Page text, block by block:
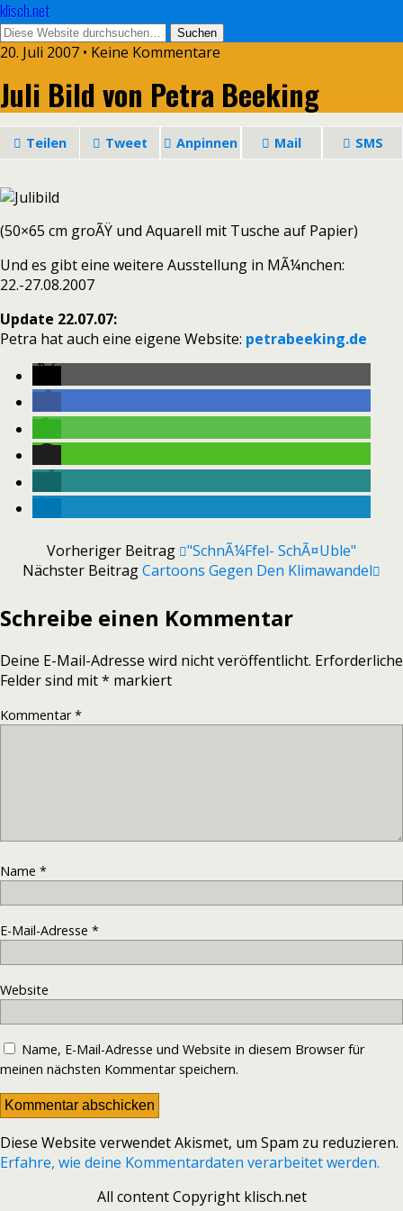
klisch.net
20. Juli 2007 • Keine Kommentare
Juli Bild von Petra Beeking
Teilen Tweet Anpinnen Mail SMS
(50×65 cm groÃŸ und Aquarell mit Tusche auf Papier)
Und es gibt eine weitere Ausstellung in MÃ¼nchen:
22.-27.08.2007
Update 22.07.07:
Petra hat auch eine eigene Website: petrabeeking.de
Vorheriger Beitrag "SchnÃ¼ffel- SchÃ¤uble"
Nächster BeitragCartoons Gegen Den Klimawandel
Schreibe einen Kommentar
Deine E-Mail-Adresse wird nicht veröffentlicht. Erforderliche
Felder sind mit* markiert
Kommentar*
Name *
E-Mail-Adresse *
Website
Name, E-Mail-Adresse und Website in diesem Browser für
meinen nächsten Kommentar speichern.
Diese Website verwendet Akismet, um Spam zu reduzieren.
Erfahre, wie deine Kommentardaten verarbeitet werden.
All content Copyright klisch.net